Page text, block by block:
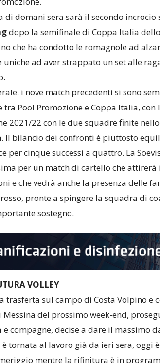
di domani sera sarà il secondo incrocio
dopo la semifinale di Coppa Italia
che ha condotto le romagnole ad
uniche ad aver strappato un set alle
i nove match precedenti si sono
tra Pool Promozione e Coppa Italia, con
2021/22 con le due squadre finite
Il bilancio dei confronti è piuttosto
per cinque successi a quattro. La
per un match di cartello che
e che vedrà anche la presenza delle
pronte a spingere la squadra di
sostegno.
VOLLEY
trasferta sul campo di Costa Volpino e
del prossimo week-end,
e compagne, decise a dare il massimo
è tornata al lavoro già da ieri sera, oggi
mentre la rifinitura è in